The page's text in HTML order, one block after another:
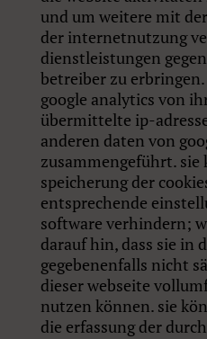
und um weitere mit
der internetnutzung
dienstleistungen
betreiber zu
google analytics von
übermittelte ip-
anderen daten von
zusammengeführt. sie
speicherung der
entsprechende
software verhindern;
darauf hin, dass sie in
gegebenenfalls nicht
dieser webseite
nutzen können. sie
die erfassung der